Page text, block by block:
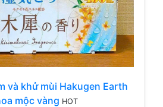
và khử mùi Hakugen Earth
mộc vàng HOT